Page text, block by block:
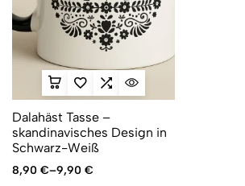
Dalahäst Tasse –
skandinavisches Design in
Schwarz-Weiß
8,90 €–9,90 €